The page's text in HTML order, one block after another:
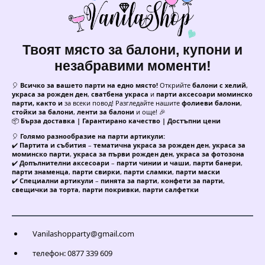
Твоят място за балони, купони и
незабравими моменти!
🎈 Всичко за вашето парти на едно място! Открийте балони с хелий,
украса за рожден ден, сватбена украса и парти аксесоари моминско
парти, както и за всеки повод! Разгледайте нашите фолиеви балони,
стойки за балони, ленти за балони и още! 🎉
📦 Бърза доставка | Гарантирано качество | Достъпни цени
🎈 Голямо разнообразие на парти артикули:
✔️ Партита и събития – тематична украса за рожден ден, украса за
моминско парти, украса за първи рожден ден, украса за фотозона
✔️ Допълнителни аксесоари – парти чинии и чаши, парти банери,
парти знаменца, парти свирки, парти сламки, парти маски
✔️ Специални артикули – пинята за парти, конфети за парти,
свещички за торта, парти покривки, парти салфетки
Vanilashopparty@gmail.com
телефон: 0877 339 609